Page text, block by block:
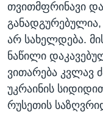
თვითმფრინავი და
არ სახელდება.
ნაწილი
ვითარება კვლავ
უკრაინის
რუსეთის